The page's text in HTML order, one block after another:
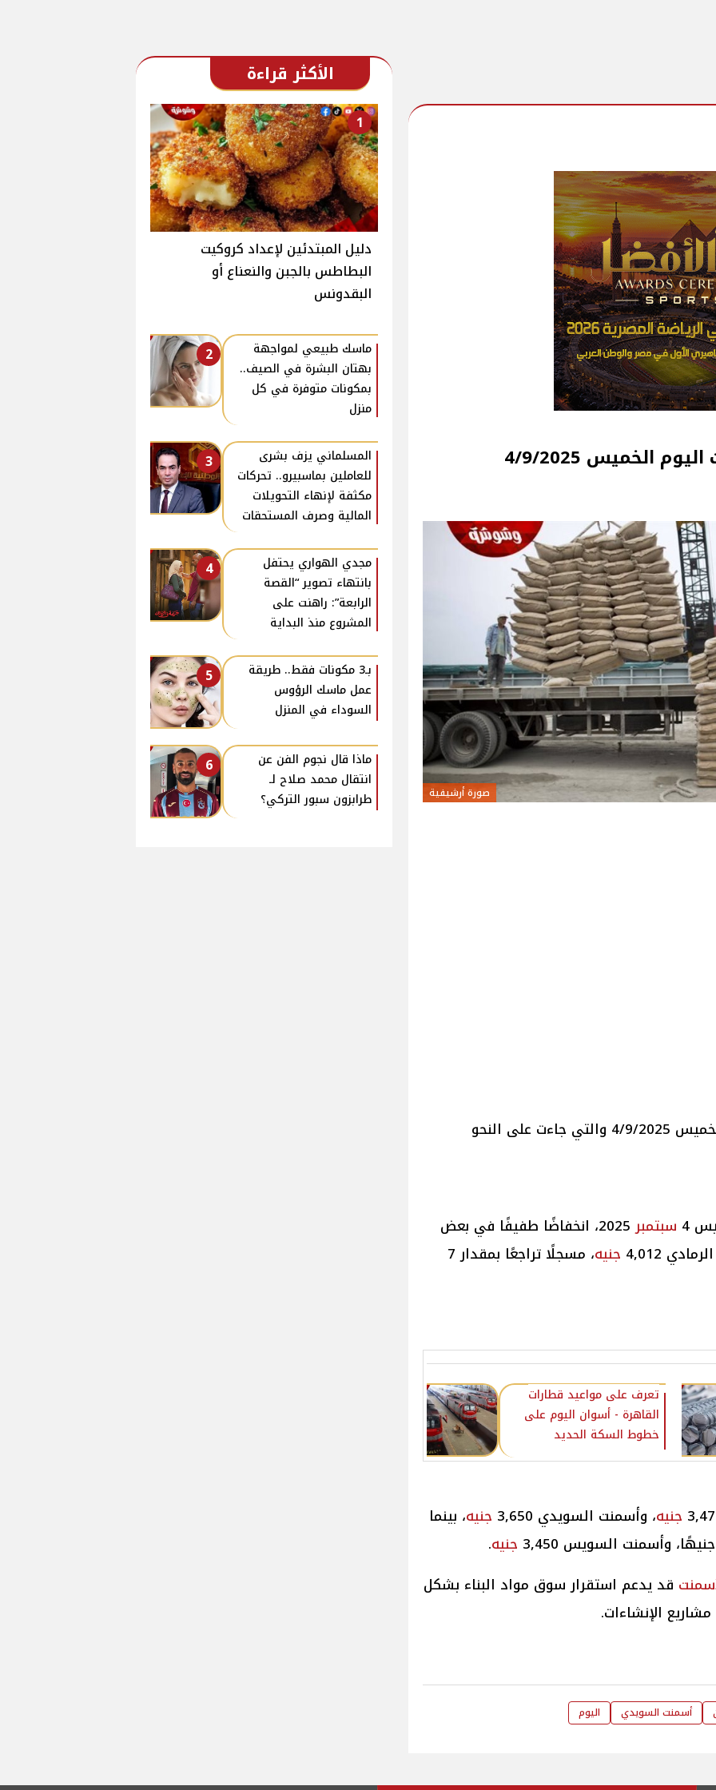
الخميس 4/9/2025
صورة أرشيفية
الخميس 4/9/2025 والتي جاءت على النحو
4 سبتمبر
2025، انخفاضًا طفيفًا في بعض
4,012
جنيه ، مسجلًا تراجعًا بمقدار 7
تعرف على مواعيد قطارات
القاهرة - أسوان اليوم على
خطوط السكة الحديد
جنيه، وأسمنت السويدي 3,650 جنيه، بينما
جنيه.
قد يدعم استقرار سوق مواد البناء بشكل
الإنشاءات.
أسمنت السويدي اليوم
الأكثر قراءة
1
دليل المبتدئين لإعداد كروكيت
البطاطس بالجبن والنعناع أو
البقدونس
2
ماسك طبيعي لمواجهة
بهتان البشرة في الصيف..
بمكونات متوفرة في كل
منزل
3
المسلماني يزف بشرى
للعاملين بماسبيرو.. تحركات
مكثفة لإنهاء التحويلات
المالية وصرف المستحقات
4
مجدي الهواري يحتفل
بانتهاء تصوير “القصة
الرابعة”: راهنت على
المشروع منذ البداية
5
بـ3 مكونات فقط.. طريقة
عمل ماسك الرؤوس
السوداء في المنزل
6
ماذا قال نجوم الفن عن
انتقال محمد صلاح لـ
طرابزون سبور التركي؟